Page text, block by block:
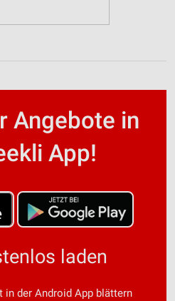
Angebote in
App!
laden
in der Android App blättern